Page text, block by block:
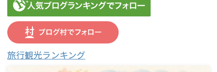
旅行観光ランキング